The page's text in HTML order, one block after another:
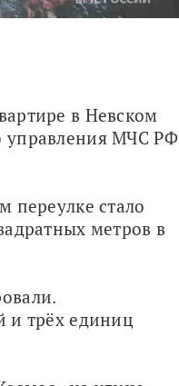
в Невском
управления МЧС РФ
переулке стало
метров в
и трёх единиц